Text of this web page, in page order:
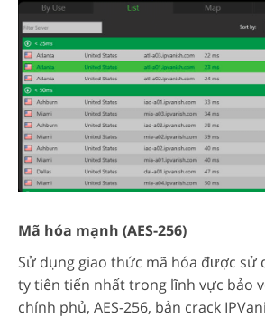
Mã hóa mạnh (AES-256)
Sử dụng giao thức mã hóa được sử
ty tiên tiến nhất trong lĩnh vực bảo
chính phủ, AES-256, bản crack